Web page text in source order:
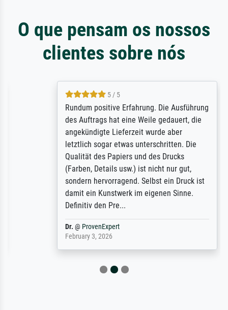
O que pensam os nossos
clientes sobre nós
5 / 5
Rundum positive Erfahrung. Die Ausführung
des Auftrags hat eine Weile gedauert, die
angekündigte Lieferzeit wurde aber
letztlich sogar etwas unterschritten. Die
Qualität des Papiers und des Drucks
(Farben, Details usw.) ist nicht nur gut,
sondern hervorragend. Selbst ein Druck ist
damit ein Kunstwerk im eigenen Sinne.
Definitiv den Pre...
ProvenExpert
February 3, 2026